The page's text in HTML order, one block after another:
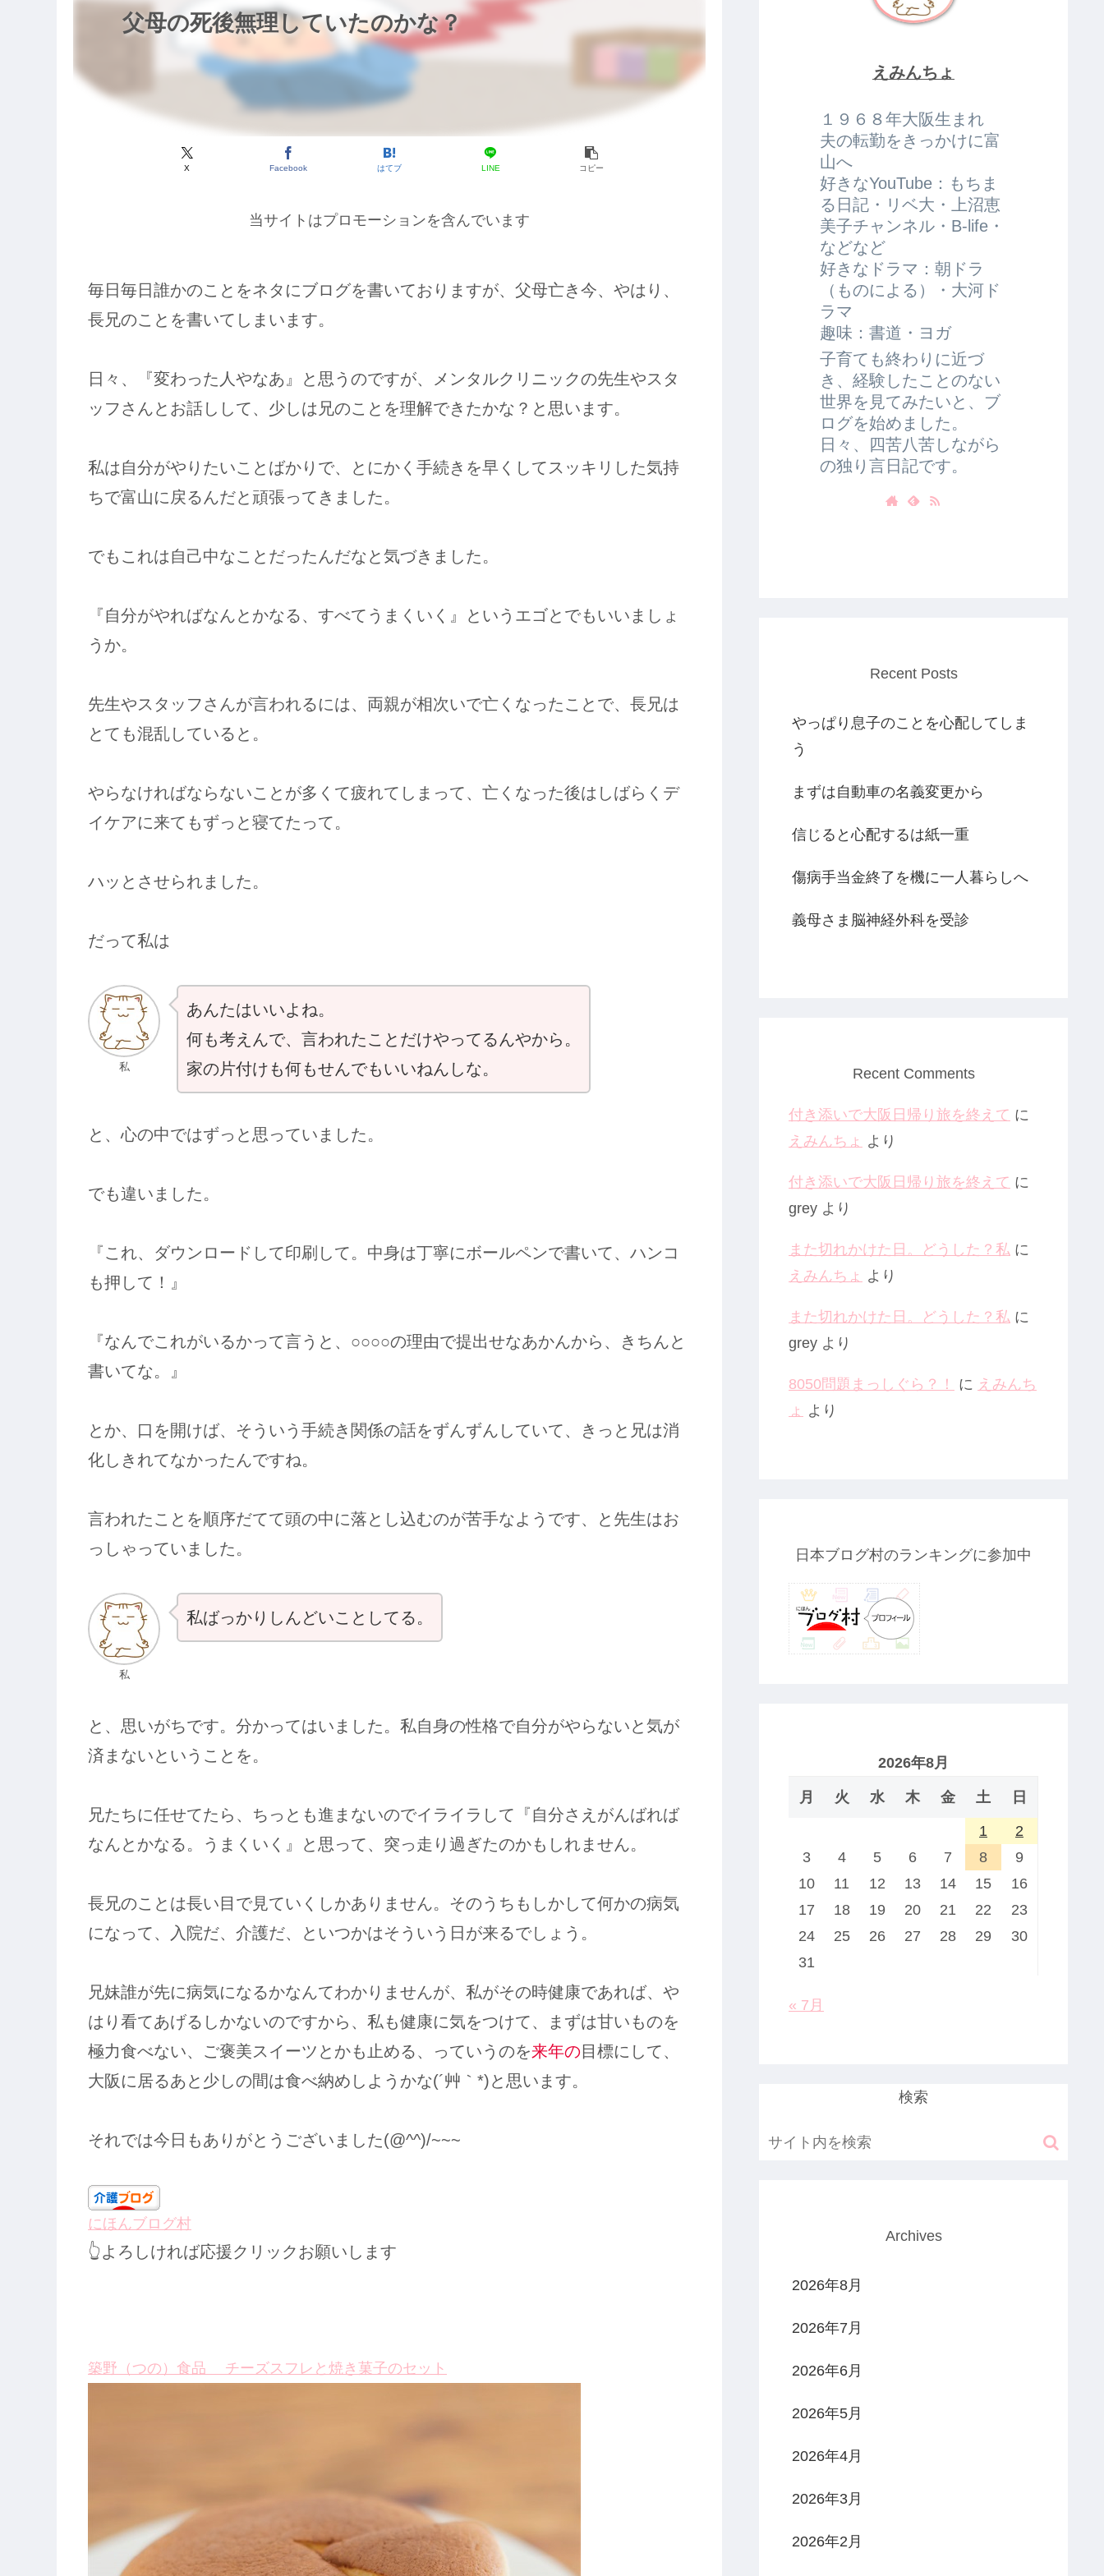
父母の死後無理していたのかな？
X Facebook はてブ LINE コピー
当サイトはプロモーションを含んでいます
毎日毎日誰かのことをネタにブログを書いておりますが、父母亡き今、やはり、
長兄のことを書いてしまいます。
日々、『変わった人やなあ』と思うのですが、メンタルクリニックの先生やスタ
ッフさんとお話しして、少しは兄のことを理解できたかな？と思います。
私は自分がやりたいことばかりで、とにかく手続きを早くしてスッキリした気持
ちで富山に戻るんだと頑張ってきました。
でもこれは自己中なことだったんだなと気づきました。
『自分がやればなんとかなる、すべてうまくいく』というエゴとでもいいましょ
うか。
先生やスタッフさんが言われるには、両親が相次いで亡くなったことで、長兄は
とても混乱していると。
やらなければならないことが多くて疲れてしまって、亡くなった後はしばらくデ
イケアに来てもずっと寝てたって。
ハッとさせられました。
だって私は
私
あんたはいいよね。
何も考えんで、言われたことだけやってるんやから。
家の片付けも何もせんでもいいねんしな。
と、心の中ではずっと思っていました。
でも違いました。
『これ、ダウンロードして印刷して。中身は丁寧にボールペンで書いて、ハンコ
も押して！』
『なんでこれがいるかって言うと、○○○○の理由で提出せなあかんから、きちんと
書いてな。』
とか、口を開けば、そういう手続き関係の話をずんずんしていて、きっと兄は消
化しきれてなかったんですね。
言われたことを順序だてて頭の中に落とし込むのが苦手なようです、と先生はお
っしゃっていました。
私
私ばっかりしんどいことしてる。
と、思いがちです。分かってはいました。私自身の性格で自分がやらないと気が
済まないということを。
兄たちに任せてたら、ちっとも進まないのでイライラして『自分さえがんばれば
なんとかなる。うまくいく』と思って、突っ走り過ぎたのかもしれません。
長兄のことは長い目で見ていくしかありません。そのうちもしかして何かの病気
になって、入院だ、介護だ、といつかはそういう日が来るでしょう。
兄妹誰が先に病気になるかなんてわかりませんが、私がその時健康であれば、や
はり看てあげるしかないのですから、私も健康に気をつけて、まずは甘いものを
極力食べない、ご褒美スイーツとかも止める、っていうのを来年の目標にして、
大阪に居るあと少しの間は食べ納めしようかな(´艸｀*)と思います。
それでは今日もありがとうございました(@^^)/~~~
にほんブログ村
👆よろしければ応援クリックお願いします
築野（つの）食品 チーズスフレと焼き菓子のセット
えみんちょ
１９６８年大阪生まれ
夫の転勤をきっかけに富
山へ
好きなYouTube：もちま
る日記・リベ大・上沼恵
美子チャンネル・B-life・
などなど
好きなドラマ：朝ドラ
（ものによる）・大河ド
ラマ
趣味：書道・ヨガ
子育ても終わりに近づ
き、経験したことのない
世界を見てみたいと、ブ
ログを始めました。
日々、四苦八苦しながら
の独り言日記です。
Recent Posts
やっぱり息子のことを心配してしま
う
まずは自動車の名義変更から
信じると心配するは紙一重
傷病手当金終了を機に一人暮らしへ
義母さま脳神経外科を受診
Recent Comments
付き添いで大阪日帰り旅を終えて に
えみんちょ より
付き添いで大阪日帰り旅を終えて に
grey より
また切れかけた日。どうした？私 に
えみんちょ より
また切れかけた日。どうした？私 に
grey より
8050問題まっしぐら？！ に えみんち
ょ より
日本ブログ村のランキングに参加中
2026年8月
月 火 水 木 金 土 日
1
2
3
4 5 6 7 8
9
10
11 12 13 14 15
16
17
18 19 20 21 22
23
24
25 26 27 28 29
30
31
« 7月
検索
Archives
2026年8月
2026年7月
2026年6月
2026年5月
2026年4月
2026年3月
2026年2月